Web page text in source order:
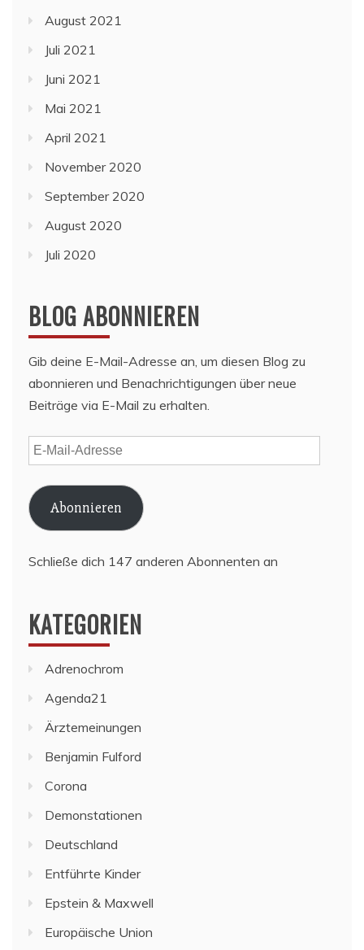
August 2021
Juli 2021
Juni 2021
Mai 2021
April 2021
November 2020
September 2020
August 2020
Juli 2020
BLOG ABONNIEREN
Gib deine E-Mail-Adresse an, um diesen Blog zu
abonnieren und Benachrichtigungen über neue
Beiträge via E-Mail zu erhalten.
E-
Mail-
Adresse
Abonnieren
Schließe dich 147 anderen Abonnenten an
KATEGORIEN
Adrenochrom
Agenda21
Ärztemeinungen
Benjamin Fulford
Corona
Demonstationen
Deutschland
Entführte Kinder
Epstein & Maxwell
Europäische Union